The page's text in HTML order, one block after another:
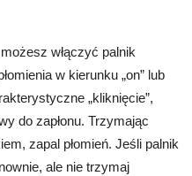
włączyć palnik
w kierunku „on” lub
„kliknięcie”,
do zapłonu. Trzymając
zapal płomień. Jeśli palnik
ale nie trzymaj